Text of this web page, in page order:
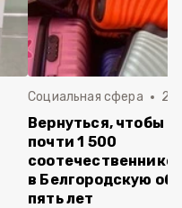
Социальная сфера 20
Вернуться, чтобы
почти 1 500
в Белгородскую
пять лет